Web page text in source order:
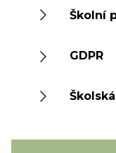
Školní
GDPR